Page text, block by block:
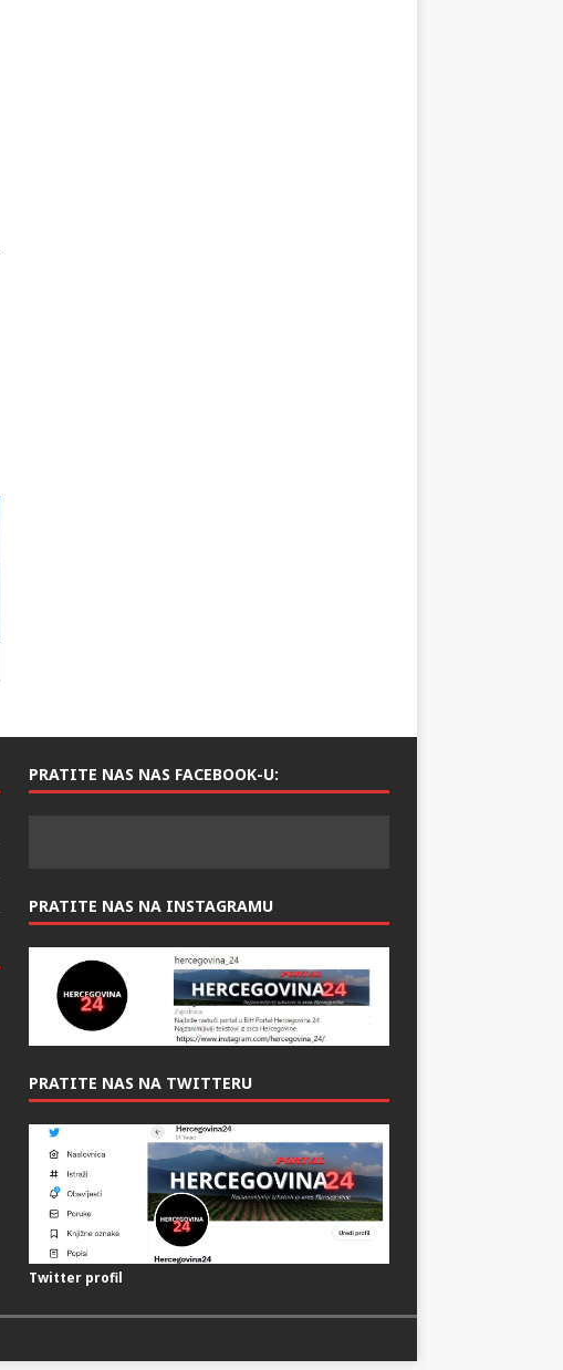
PRATITE NAS NAS FACEBOOK-U:
PRATITE NAS NA INSTAGRAMU
PRATITE NAS NA TWITTERU
Twitter profil